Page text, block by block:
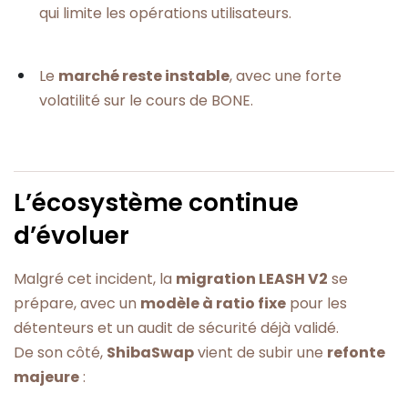
qui limite les opérations utilisateurs.
Le marché reste instable, avec une forte
volatilité sur le cours de BONE.
L’écosystème continue
d’évoluer
Malgré cet incident, la migration LEASH V2 se
prépare, avec un modèle à ratio fixe pour les
détenteurs et un audit de sécurité déjà validé.
De son côté, ShibaSwapvient de subir une refonte
majeure: